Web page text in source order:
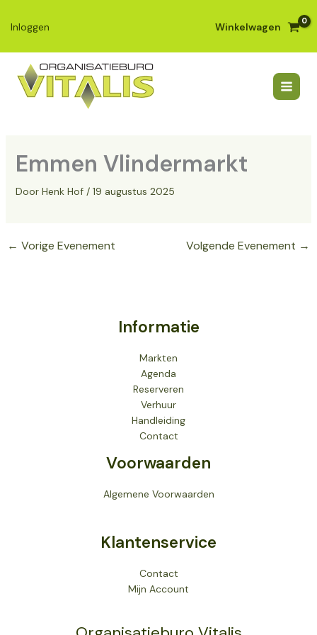
naar
inhoud
Inloggen Winkelwagen
Emmen Vlindermarkt
Door Henk Hof / 19 augustus 2025
← Vorige Evenement Volgende Evenement →
Informatie
Markten
Agenda
Reserveren
Verhuur
Handleiding
Contact
Voorwaarden
Algemene Voorwaarden
Klantenservice
Contact
Mijn Account